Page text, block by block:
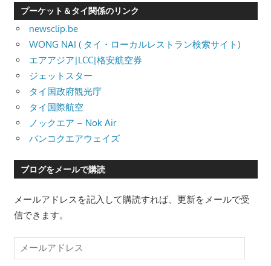
プーケット＆タイ関係のリンク
newsclip.be
WONG NAI ( タイ・ローカルレストラン検索サイト)
エアアジア|LCC|格安航空券
ジェットスター
タイ国政府観光庁
タイ国際航空
ノックエア – Nok Air
バンコクエアウェイズ
ブログをメールで購読
メールアドレスを記入して購読すれば、更新をメールで受
信できます。
ー